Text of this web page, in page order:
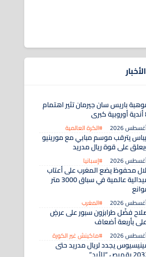
باريس سان جيرمان تثير اهتمام
#الكرة العالمية
يترقب موسم مبابي مع مورينيو
على قوة ريال مدريد
#إسبانيا
محفوظ يضع المغرب على أعتاب
ميدالية عالمية في سباق 3000 متر
#المغرب
فضّل طرابزون سبور على عرضٍ
بأربعة أضعاف
#ماكينش غير الكورة
يجدد لريال مدريد حتى